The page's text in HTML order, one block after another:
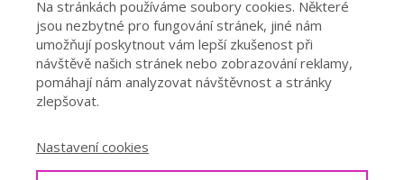
Na stránkách používáme soubory cookies. Některé
jsou nezbytné pro fungování stránek, jiné nám
umožňují poskytnout vám lepší zkušenost při
návštěvě našich stránek nebo zobrazování reklamy,
pomáhají nám analyzovat návštěvnost a stránky
zlepšovat.
Nastavení cookies